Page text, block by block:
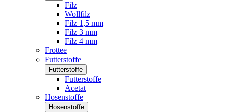
Filz
Wollfilz
Filz 1,5 mm
Filz 3 mm
Filz 4 mm
Frottee
Futterstoffe
Futterstoffe
Futterstoffe
Acetat
Hosenstoffe
Hosenstoffe